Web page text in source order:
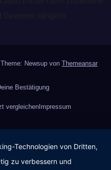
Theme: Newsup von Themeansar
Bestätigung
vergleichenImpressum
Technologien von Dritten,
zu verbessern und